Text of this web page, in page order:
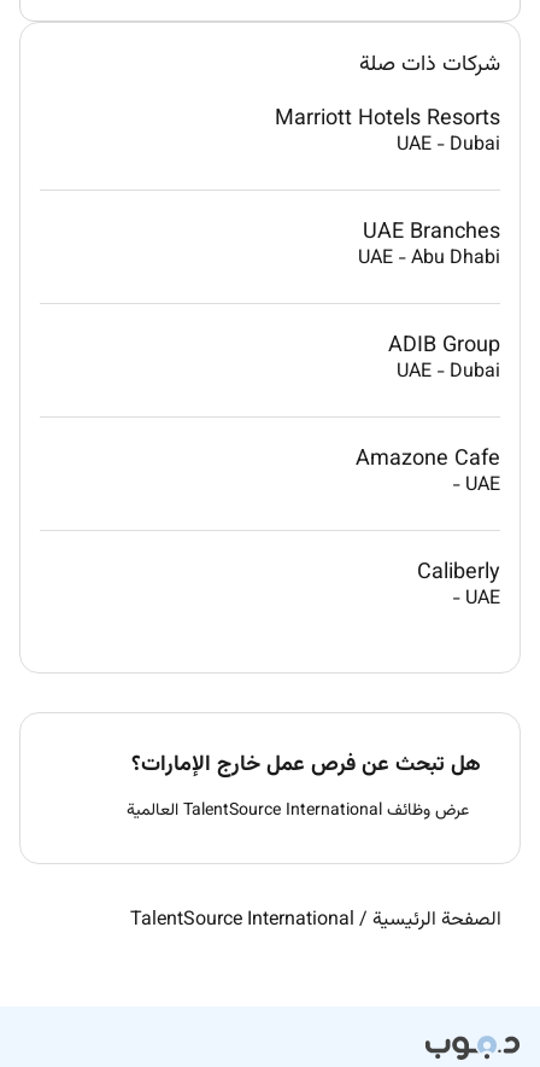
شركات ذات صلة
Marriott Hotels Resorts
UAE - Dubai
UAE Branches
UAE -Abu Dhabi
ADIB Group
UAE - Dubai
Amazone Cafe
UAE
-
Caliberly
UAE
-
هل تبحث عن فرص عمل خارج الإمارات؟
عرض وظائف TalentSource International العالمية
الصفحة الرئيسية /
TalentSource International